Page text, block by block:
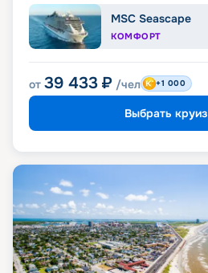
MSC Seascape
КОМФОРТ
от 39 433 ₽ /чел +1 000
Выбрать круиз